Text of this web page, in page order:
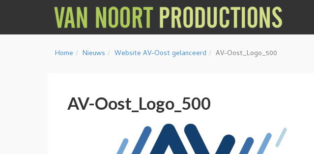
Home Nieuws Website AV-Oost gelanceerd AV-Oost_Logo_500
AV-Oost_Logo_500